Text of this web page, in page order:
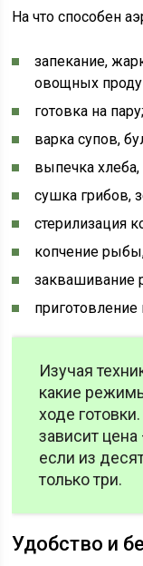
На что способен
запекание,
овощных
готовка на пару;
варка супов,
выпечка хлеба,
сушка грибов,
стерилизация
копчение
заквашивание
Изучая
какие
ходе
зависит
если из
только три.
Удобство и